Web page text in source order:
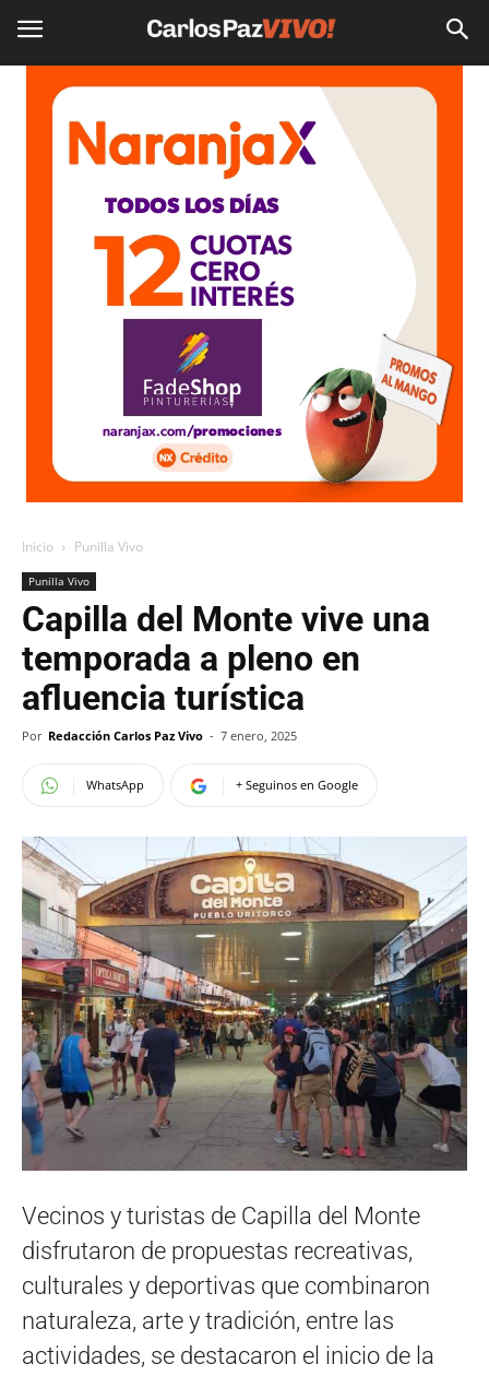
Inicio Punilla Vivo
Punilla Vivo
Capilla del Monte vive una
temporada a pleno en
afluencia turística
Por Redacción Carlos Paz Vivo - 7 enero, 2025
WhatsApp + Seguinos en Google
Vecinos y turistas de Capilla del Monte
disfrutaron de propuestas recreativas,
culturales y deportivas que combinaron
naturaleza, arte y tradición, entre las
actividades, se destacaron el inicio de la